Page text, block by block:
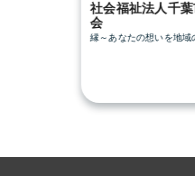
社会福祉法人千
会
縁～あなたの想いを地域